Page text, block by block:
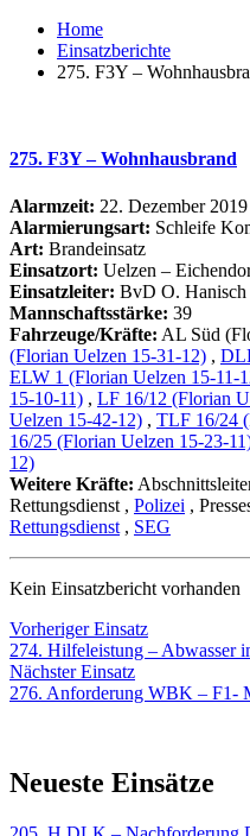
Home
Einsatzberichte
275. F3Y –
275. F3Y – Wohnhausbrand
Alarmzeit: 22. Dezember
Alarmierungsart: Schleife
Art: Brandeinsatz
Einsatzort: Uelzen –
Einsatzleiter: BvD O. Hanisch
Mannschaftsstärke: 39
Fahrzeuge/Kräfte: AL Süd
(Florian Uelzen 15-31-12) ,
ELW 1 (Florian Uelzen 15-11-
15-10-11) , LF 16/12 (Florian
Uelzen 15-42-12) , TLF 16/24
16/25 (Florian Uelzen 15-23-
12)
Weitere Kräfte:
Rettungsdienst , Polizei ,
Rettungsdienst , SEG
Kein Einsatzbericht vorhanden
Beitragsnavigation
Vorheriger EinsatzVorheriger
Einsatz:
274. Hilfeleistung – Abwasser
Nächster EinsatzNächster
Einsatz:
276. Anforderung WBK – F1-
Neueste Einsätze